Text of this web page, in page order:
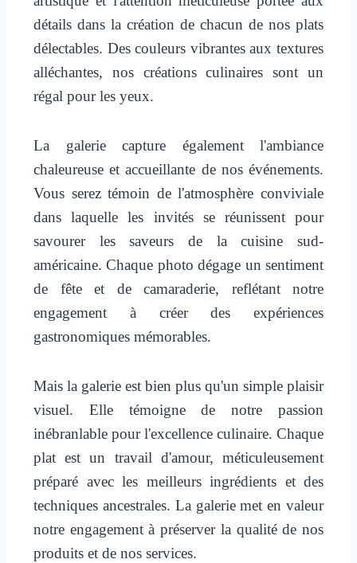
détails dans la création de chacun de nos plats
délectables. Des couleurs vibrantes aux textures
alléchantes, nos créations culinaires sont un
régal pour les yeux.
La galerie capture également l'ambiance
chaleureuse et accueillante de nos événements.
Vous serez témoin de l'atmosphère conviviale
dans laquelle les invités se réunissent pour
savourer les saveurs de la cuisine sud-
américaine. Chaque photo dégage un sentiment
de fête et de camaraderie, reflétant notre
engagement à créer des expériences
gastronomiques mémorables.
Mais la galerie est bien plus qu'un simple plaisir
visuel. Elle témoigne de notre passion
inébranlable pour l'excellence culinaire. Chaque
plat est un travail d'amour, méticuleusement
préparé avec les meilleurs ingrédients et des
techniques ancestrales. La galerie met en valeur
notre engagement à préserver la qualité de nos
produits et de nos services.